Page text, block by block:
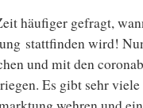
häufiger gefragt,
stattfinden wird!
und mit den
Es gibt sehr